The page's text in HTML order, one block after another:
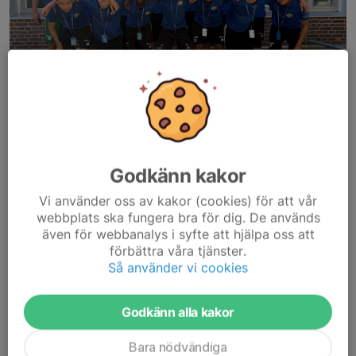
Söderhamn/Rengsjös gemensamma P 16-lag har under veckan
varit nere i Göteborg och representerat i Gothia Cup. En resa
som brukar bli ett minne för livet.
De har spelat fyra matcher under veckan.
Gruppspel
Ed Moratalaz...
Läs mer
Godkänn kakor
Vi använder oss av kakor (cookies) för att vår
webbplats ska fungera bra för dig. De används
även för webbanalys i syfte att hjälpa oss att
förbättra våra tjänster.
Så använder vi cookies
Godkänn alla kakor
Bara nödvändiga